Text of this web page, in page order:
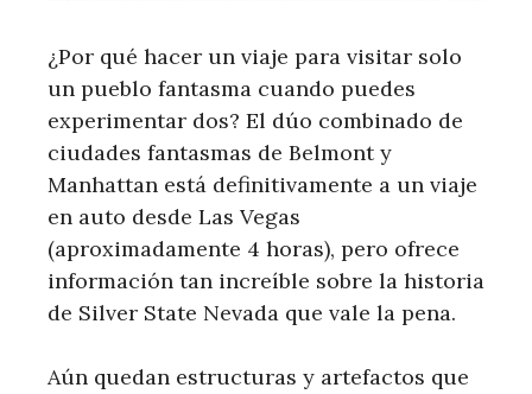
¿Por qué hacer un viaje para visitar solo
un pueblo fantasma cuando puedes
experimentar dos? El dúo combinado de
ciudades fantasmas de Belmont y
Manhattan está definitivamente a un viaje
en auto desde Las Vegas
(aproximadamente 4 horas), pero ofrece
información tan increíble sobre la historia
de Silver State Nevada que vale la pena.
Aún quedan estructuras y artefactos que